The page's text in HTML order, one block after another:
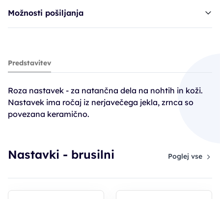
Možnosti pošiljanja
Ruck nastavek, 646ROSA vel. 018
5,90€
Predstavitev
Roza nastavek - za natančna dela na nohtih in koži.
Nastavek ima ročaj iz nerjavečega jekla, zrnca so
povezana keramično.
Nastavki - brusilni Poglej vse